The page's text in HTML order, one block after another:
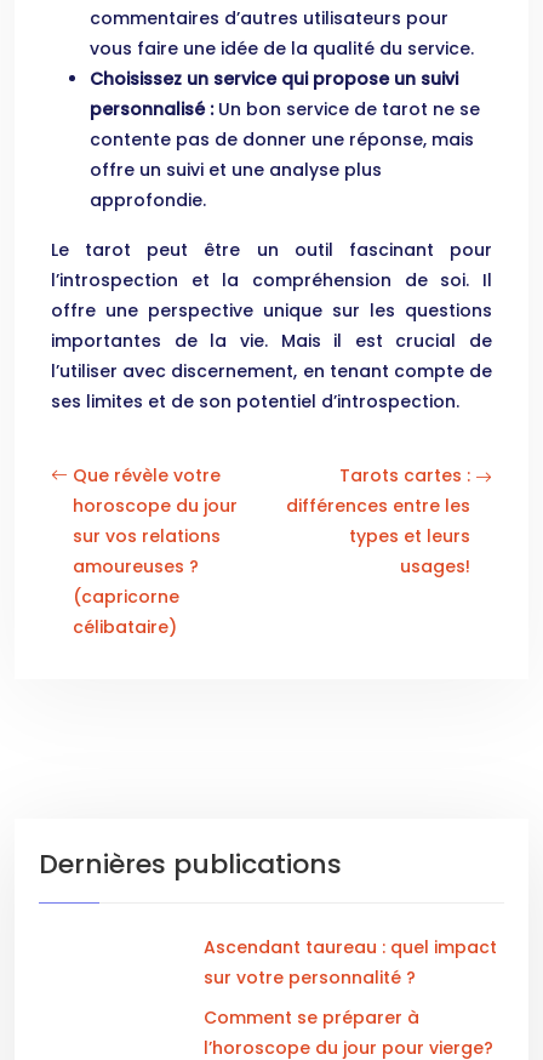
commentaires d’autres utilisateurs pour
vous faire une idée de la qualité du service.
Choisissez un service qui propose un suivi
personnalisé : Un bon service de tarot ne se
contente pas de donner une réponse, mais
offre un suivi et une analyse plus
approfondie.
Le tarot peut être un outil fascinant pour
l’introspection et la compréhension de soi. Il
offre une perspective unique sur les questions
importantes de la vie. Mais il est crucial de
l’utiliser avec discernement, en tenant compte de
ses limites et de son potentiel d’introspection.
Que révèle votre
horoscope du jour
sur vos relations
amoureuses ?
(capricorne
célibataire)
Tarots cartes :
différences entre les
types et leurs
usages!
Dernières publications
Ascendant taureau : quel impact
sur votre personnalité ?
Comment se préparer à
l’horoscope du jour pour vierge?